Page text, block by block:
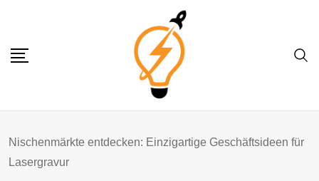
content
Nischenmärkte entdecken: Einzigartige Geschäftsideen für
Lasergravur